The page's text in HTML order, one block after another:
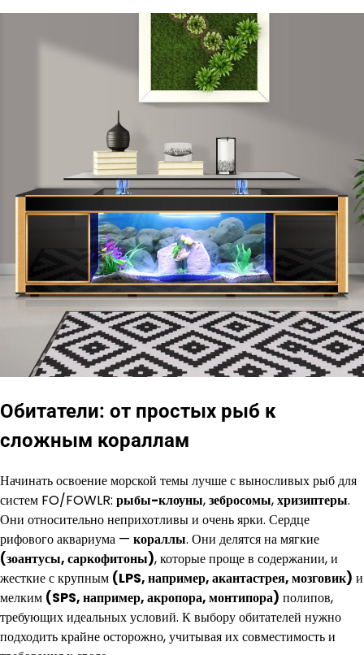
Обитатели: от простых рыб к
сложным кораллам
Начинать освоение морской темы лучше с выносливых рыб для
систем FO/FOWLR: рыбы-клоуны,зебросомы,хризиптеры.
Они относительно неприхотливы и очень ярки. Сердце
рифового аквариума — кораллы. Они делятся на мягкие
(зоантусы, саркофитоны), которые проще в содержании, и
жесткие с крупным (LPS, например, акантастрея, мозговик) и
мелким (SPS, например, акропора, монтипора) полипов,
требующих идеальных условий. К выбору обитателей нужно
подходить крайне осторожно, учитывая их совместимость и